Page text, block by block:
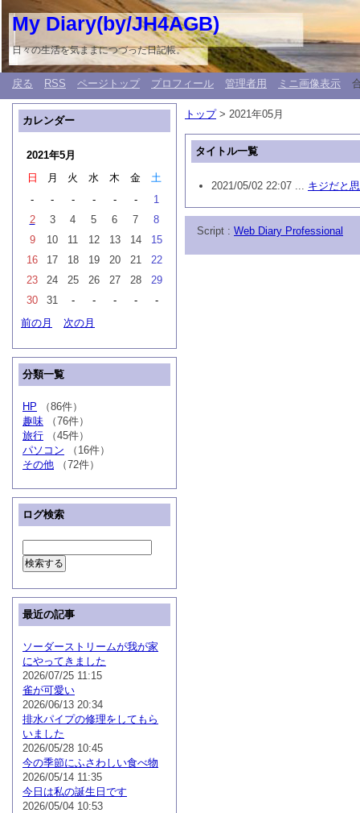
My Diary(by/JH4AGB)
日々の生活を気ままにつづった日記帳。
戻る RSS ページトップ プロフィール 管理者用 ミニ画像表示
トップ> 2021年05月
タイトル一覧
2021/05/02 22:07 ... キジだと
カレンダー
2021年5月
日
月 火 水 木 金
土
-
- - - - -
1
2
3 4 5 6 7
8
9
10 11 12 13 14
15
16
17 18 19 20 21
22
23
24 25 26 27 28
29
30
31 - - - -
-
前の月
次の月
分類一覧
HP （86件）
趣味 （76件）
旅行 （45件）
パソコン （16件）
その他 （72件）
ログ検索
最近の記事
ソーダーストリームが我が家
にやってきました
2026/07/25 11:15
雀が可愛い
2026/06/13 20:34
排水パイプの修理をしてもら
いました
2026/05/28 10:45
今の季節にふさわしい食べ物
2026/05/14 11:35
今日は私の誕生日です
2026/05/04 10:53
Script : Web Diary Professional